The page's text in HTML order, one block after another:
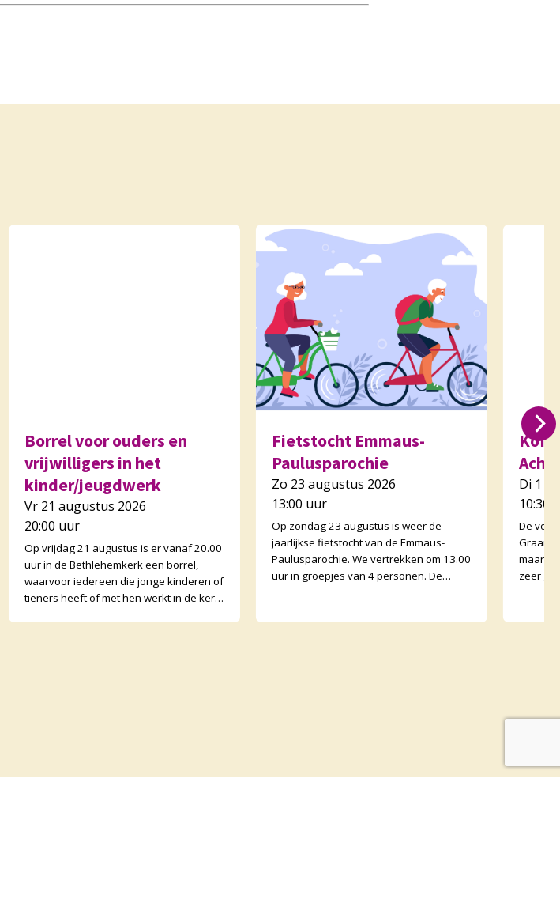
Borrel voor ouders en
vrijwilligers in het
kinder/jeugdwerk
Vr 21 augustus 2026
20:00 uur
Op vrijdag 21 augustus is er vanaf 20.00
uur in de Bethlehemkerk een borrel,
waarvoor iedereen die jonge kinderen of
tieners heeft of met hen werkt in de kerk
Fietstocht Emmaus-
Paulusparochie
Zo 23 augustus 2026
13:00 uur
Op zondag 23 augustus is weer de
jaarlijkse fietstocht van de Emmaus-
Paulusparochie. We vertrekken om 13.00
uur in groepjes van 4 personen. De
Di 1
10:30
De
maand
zeer